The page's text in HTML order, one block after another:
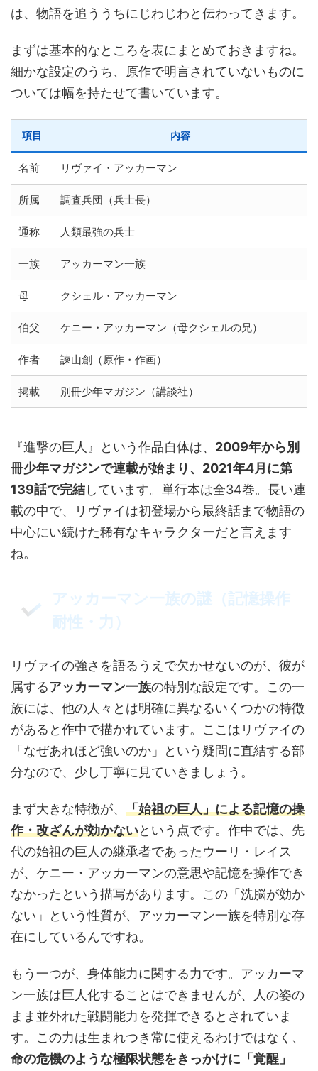
は、物語を追ううちにじわじわと伝わってきます。
まずは基本的なところを表にまとめておきますね。
細かな設定のうち、原作で明言されていないものに
ついては幅を持たせて書いています。
項目 内容
名前 リヴァイ・アッカーマン
所属 調査兵団（兵士長）
通称 人類最強の兵士
一族 アッカーマン一族
母 クシェル・アッカーマン
伯父 ケニー・アッカーマン（母クシェルの兄）
作者 諫山創（原作・作画）
掲載 別冊少年マガジン（講談社）
『進撃の巨人』という作品自体は、 2009年から別
冊少年マガジンで連載が始まり、2021年4月に第
139話で完結しています。単行本は全34巻。長い連
載の中で、リヴァイは初登場から最終話まで物語の
中心にい続けた稀有なキャラクターだと言えます
ね。
アッカーマン一族の謎（記憶操作
耐性・力）
リヴァイの強さを語るうえで欠かせないのが、彼が
属するアッカーマン一族の特別な設定です。この一
族には、他の人々とは明確に異なるいくつかの特徴
があると作中で描かれています。ここはリヴァイの
「なぜあれほど強いのか」という疑問に直結する部
分なので、少し丁寧に見ていきましょう。
まず大きな特徴が、 「始祖の巨人」による記憶の操
作・改ざんが効かないという点です。作中では、先
代の始祖の巨人の継承者であったウーリ・レイス
が、ケニー・アッカーマンの意思や記憶を操作でき
なかったという描写があります。この「洗脳が効か
ない」という性質が、アッカーマン一族を特別な存
在にしているんですね。
もう一つが、身体能力に関する力です。アッカーマ
ン一族は巨人化することはできませんが、人の姿の
まま並外れた戦闘能力を発揮できるとされていま
す。この力は生まれつき常に使えるわけではなく、
命の危機のような極限状態をきっかけに「覚醒」